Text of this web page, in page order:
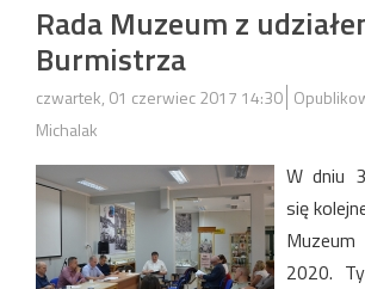
Rada Muzeum z
Burmistrza
czwartek, 01 czerwiec 2017 14:30
Michalak
W dniu
się
2020.